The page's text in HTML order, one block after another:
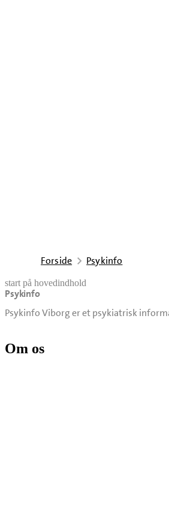
Forside Psykinfo
start på hovedindhold
Psykinfo
Psykinfo Viborg er et psykiatrisk
senest opdateret 5. august 2026
Om os